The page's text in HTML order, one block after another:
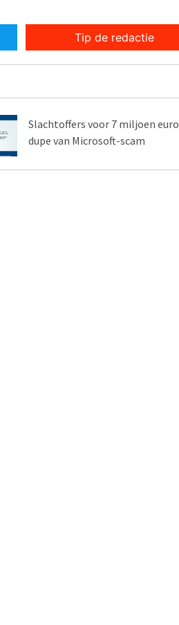
Tip de redactie
Slachtoffers voor 7 miljoen euro
dupe van Microsoft-scam